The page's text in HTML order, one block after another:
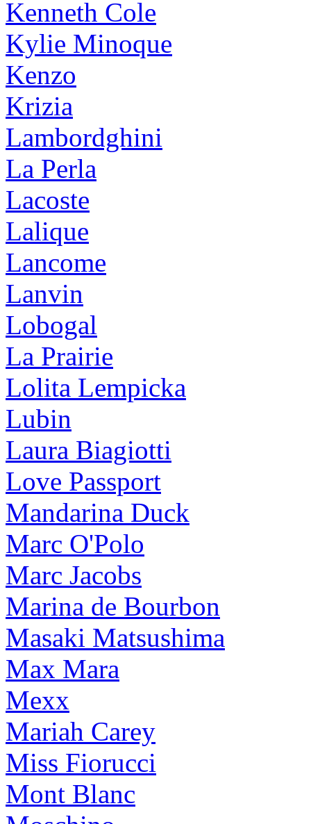
Kenneth Cole
Kylie Minoque
Kenzo
Krizia
Lambordghini
La Perla
Lacoste
Lalique
Lancome
Lanvin
Lobogal
La Prairie
Lolita Lempicka
Lubin
Laura Biagiotti
Love Passport
Mandarina Duck
Marc O'Polo
Marc Jacobs
Marina de Bourbon
Masaki Matsushima
Max Mara
Mexx
Mariah Carey
Miss Fiorucci
Mont Blanc